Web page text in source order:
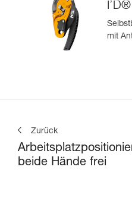
mit
Zurück
beide Hände frei